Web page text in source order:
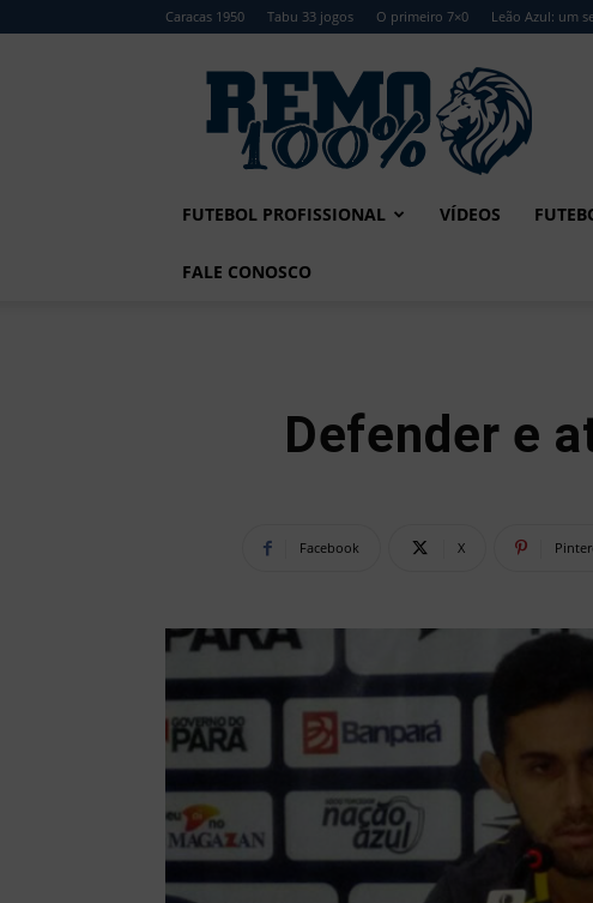
Caracas 1950 Tabu 33 jogos O primeiro 7×0 Leão Azul: um
Remo
FUTEBOL PROFISSIONAL VÍDEOS
FALE CONOSCO
Defender e
Facebook X